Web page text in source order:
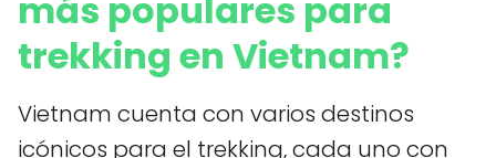
más populares para
trekking en Vietnam?
Vietnam cuenta con varios destinos
icónicos para el trekking, cada uno con